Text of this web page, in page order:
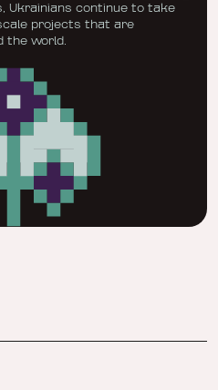
Ukrainians continue to take
projects that are
the world.